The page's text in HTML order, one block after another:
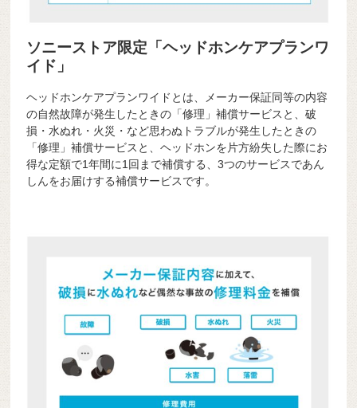
ソニーストア限定「ヘッドホンケアプランワ
イド」
ヘッドホンケアプランワイドとは、メーカー保証同等の内容
の自然故障が発生したときの「修理」補償サービスと、破
損・水ぬれ・火災・など思わぬトラブルが発生したときの
「修理」補償サービスと、ヘッドホンを片方紛失した際にお
得な定額で1年間に1回まで補償する、3つのサービスであん
しんをお届けする補償サービスです。